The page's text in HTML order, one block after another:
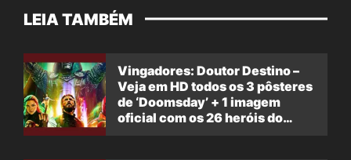
LEIA TAMBÉM
Vingadores: Doutor Destino –
Veja em HD todos os 3 pôsteres
de ‘Doomsday’ + 1 imagem
oficial com os 26 heróis do